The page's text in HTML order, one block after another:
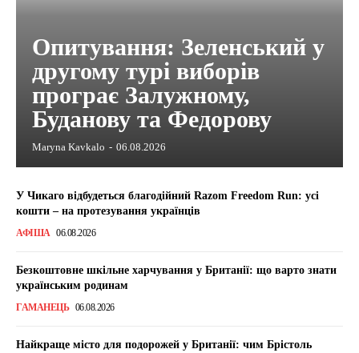
Опитування: Зеленський у
другому турі виборів
програє Залужному,
Буданову та Федорову
Maryna Kavkalo - 06.08.2026
У Чикаго відбудеться благодійний Razom Freedom Run: усі
кошти – на протезування українців
АФІША 06.08.2026
Безкоштовне шкільне харчування у Британії: що варто знати
українським родинам
ГАМАНЕЦЬ 06.08.2026
Найкраще місто для подорожей у Британії: чим Брістоль